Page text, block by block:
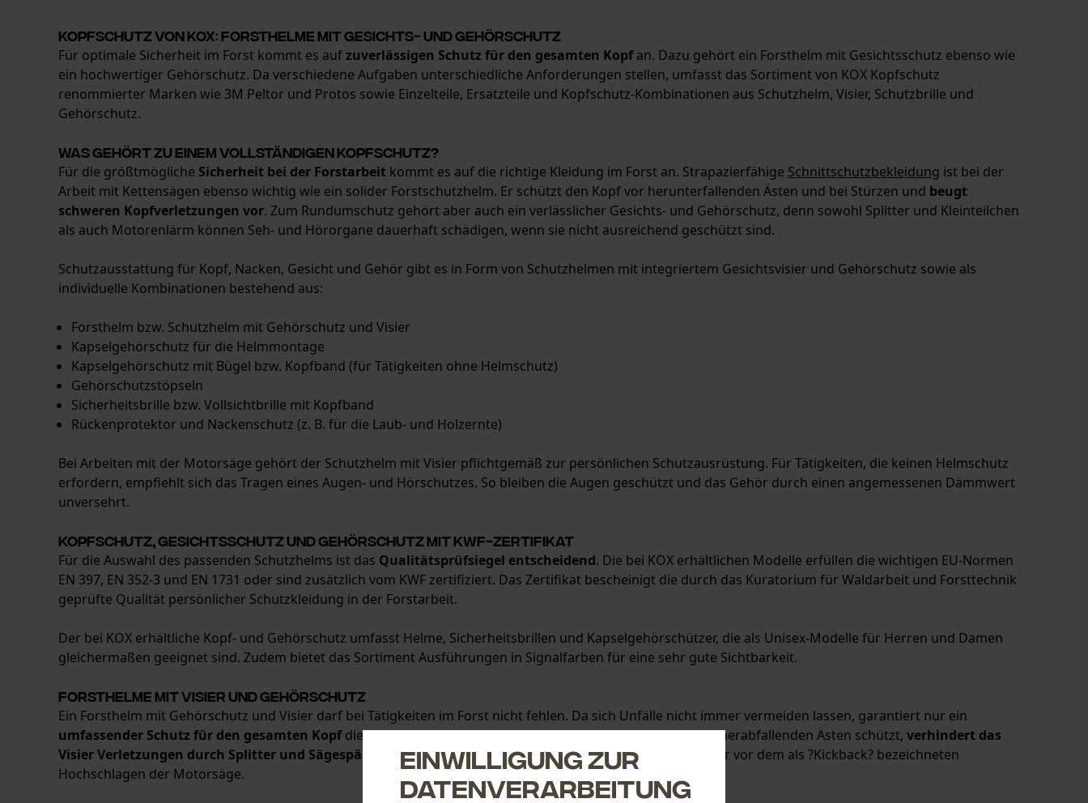
Kopfschutz von KOX: Forsthelme mit Gesichts- und Gehörschutz
Für optimale Sicherheit im Forst kommt es aufzuverlässigen Schutz für den gesamten Kopfan. Dazu gehört ein Forsthelm mit Gesichtsschutz ebenso wie
ein hochwertiger Gehörschutz. Da verschiedene Aufgaben unterschiedliche Anforderungen stellen, umfasst das Sortiment von KOX Kopfschutz
renommierter Marken wie 3M Peltor und Protos sowie Einzelteile, Ersatzteile und Kopfschutz-Kombinationen aus Schutzhelm, Visier, Schutzbrille und
Gehörschutz.
Was gehört zu einem vollständigen Kopfschutz?
Für die größtmögliche Sicherheit bei der Forstarbeit kommt es auf die richtige Kleidung im Forst an. Strapazierfähige Schnittschutzbekleidung ist bei der
Arbeit mit Kettensägen ebenso wichtig wie ein solider Forstschutzhelm. Er schützt den Kopf vor herunterfallenden Ästen und bei Stürzen und beugt
schweren Kopfverletzungen vor. Zum Rundumschutz gehört aber auch ein verlässlicher Gesichts- und Gehörschutz, denn sowohl Splitter und Kleinteilchen
als auch Motorenlärm können Seh- und Hörorgane dauerhaft schädigen, wenn sie nicht ausreichend geschützt sind.
Schutzausstattung für Kopf, Nacken, Gesicht und Gehör gibt es in Form von Schutzhelmen mit integriertem Gesichtsvisier und Gehörschutz sowie als
individuelle Kombinationen bestehend aus:
Forsthelm bzw. Schutzhelm mit Gehörschutz und Visier
Kapselgehörschutz für die Helmmontage
Kapselgehörschutz mit Bügel bzw. Kopfband (für Tätigkeiten ohne Helmschutz)
Gehörschutzstöpseln
Sicherheitsbrille bzw. Vollsichtbrille mit Kopfband
Rückenprotektor und Nackenschutz (z. B. für die Laub- und Holzernte)
Bei Arbeiten mit der Motorsäge gehört der Schutzhelm mit Visier pflichtgemäß zur persönlichen Schutzausrüstung. Für Tätigkeiten, die keinen Helmschutz
erfordern, empfiehlt sich das Tragen eines Augen- und Hörschutzes. So bleiben die Augen geschützt und das Gehör durch einen angemessenen Dämmwert
unversehrt.
Kopfschutz, Gesichtsschutz und Gehörschutz mit KWF-Zertifikat
Für die Auswahl des passenden Schutzhelms ist das Qualitätsprüfsiegel entscheidend. Die bei KOX erhältlichen Modelle erfüllen die wichtigen EU-Normen
EN 397, EN 352-3 und EN 1731 oder sind zusätzlich vom KWF zertifiziert. Das Zertifikat bescheinigt die durch das Kuratorium für Waldarbeit und Forsttechnik
geprüfte Qualität persönlicher Schutzkleidung in der Forstarbeit.
Der bei KOX erhältliche Kopf- und Gehörschutz umfasst Helme, Sicherheitsbrillen und Kapselgehörschützer, die als Unisex-Modelle für Herren und Damen
gleichermaßen geeignet sind. Zudem bietet das Sortiment Ausführungen in Signalfarben für eine sehr gute Sichtbarkeit.
Forsthelme mit Visier und Gehörschutz
Ein Forsthelm mit Gehörschutz und Visier darf bei Tätigkeiten im Forst nicht fehlen. Da sich Unfälle nicht immer vermeiden lassen, garantiert nur ein
umfassender Schutz für den gesamten Kopfdie körperliche Unversehrtheit. Während die Helmschale vor herabfallenden Ästen schützt, verhindert das
Visier Verletzungen durch Splitter und Sägespäne
. Zudem schützt ein professioneller Schutzhelm mit Visier vor dem als ?Kickback? bezeichneten
Hochschlagen der Motorsäge.
Einwilligung zur
Datenverarbeitung